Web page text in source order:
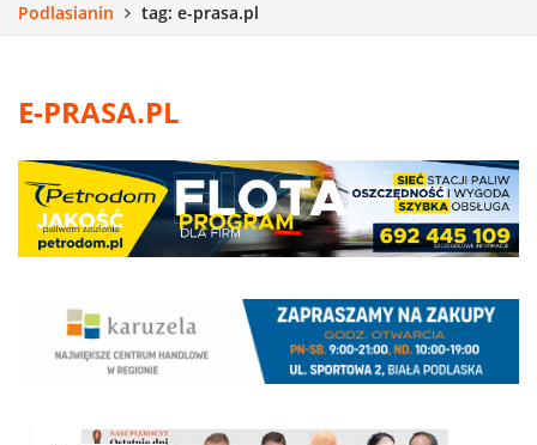
Podlasianin tag: e-prasa.pl
E-PRASA.PL